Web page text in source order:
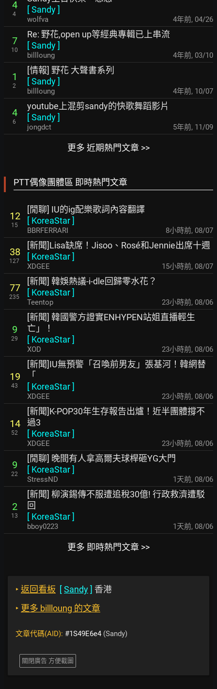
4
4
[Sandy]
wolfva 4年前, 04/26
7
10
Re: 野花,open up等經典專輯已上串流
[Sandy]
billloung 4年前, 03/10
1
2
[情報] 野花 大聲書系列
[Sandy]
billloung 4年前, 10/07
4
6
youtube上混剪sandy的快歌舞蹈影片
[Sandy]
jongdct 5年前, 11/09
更多 近期熱門文章 >>
PTT偶像團體區 即時熱門文章
12
15
[閒聊] IU的ig配樂歌詞內容翻譯
[ KoreaStar]
BBRFERRARI 8小時前, 08/07
38
127
[新聞]Lisa缺席！Jisoo、Rosé和Jennie出席十週
[ KoreaStar]
XDGEE 15小時前, 08/07
77
235
[新聞] 韓娛熱議-i-dle回歸零水花？
[ KoreaStar]
Teentop 23小時前, 08/06
9
29
[新聞] 韓國警方證實ENHYPEN站姐直播輕生
亡」！
[ KoreaStar]
XOD 23小時前, 08/06
19
43
[新聞]IU無預警「召喚前男友」張基河！韓網替
「
[ KoreaStar]
XDGEE 23小時前, 08/06
14
52
[新聞]K-POP30年生存報告出爐！近半團體撐不
過3
[ KoreaStar]
XDGEE 23小時前, 08/06
9
22
[閒聊] 晚間有人拿高爾夫球桿砸YG大門
[ KoreaStar]
StressND 1天前, 08/06
2
13
[新聞] 柳演錫傳不服遭追稅30億! 行政救濟遭駁
回
[ KoreaStar]
bboy0223 1天前, 08/06
更多 即時熱門文章 >>
‣ 返回看板 [Sandy] 香港
‣ 更多 billloung 的文章
文章代碼(AID): #1S49E6e4 (Sandy)
關閉廣告 方便截圖